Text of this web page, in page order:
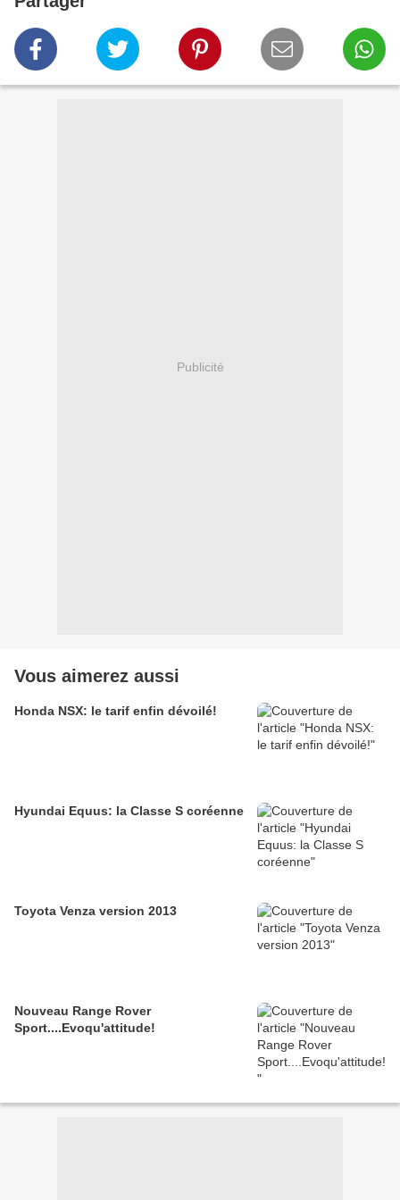
Publicité
Vous aimerez aussi
Honda NSX: le tarif enfin dévoilé!
Hyundai Equus: la Classe S coréenne
Toyota Venza version 2013
Nouveau Range Rover
Sport....Evoqu'attitude!